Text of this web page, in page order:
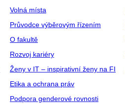
Volná místa
Průvodce výběrovým řízením
O fakultě
Rozvoj kariéry
Ženy v IT – inspirativní ženy na FI
Etika a ochrana práv
Podpora genderové rovnosti